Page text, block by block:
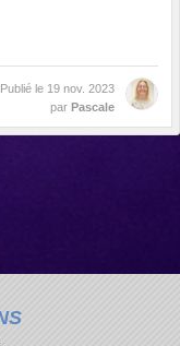
Publié le 19 nov. 2023
par Pascale